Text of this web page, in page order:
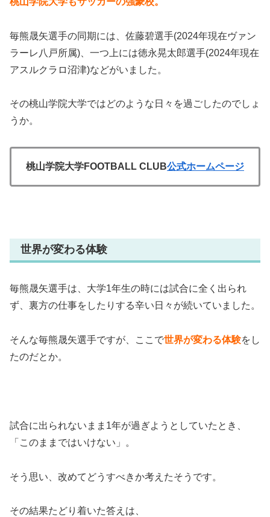
毎熊晟矢選手の同期には、佐藤碧選手(2024年現在ヴァン
ラーレ八戸所属)、一つ上には徳永晃太郎選手(2024年現在
アスルクラロ沼津)などがいました。
その桃山学院大学ではどのような日々を過ごしたのでしょ
うか。
桃山学院大学FOOTBALL CLUB公式ホームページ
世界が変わる体験
毎熊晟矢選手は、大学1年生の時には試合に全く出られ
ず、裏方の仕事をしたりする辛い日々が続いていました。
そんな毎熊晟矢選手ですが、ここで世界が変わる体験をし
たのだとか。
試合に出られないまま1年が過ぎようとしていたとき、
「このままではいけない」。
そう思い、改めてどうすべきか考えたそうです。
その結果たどり着いた答えは、